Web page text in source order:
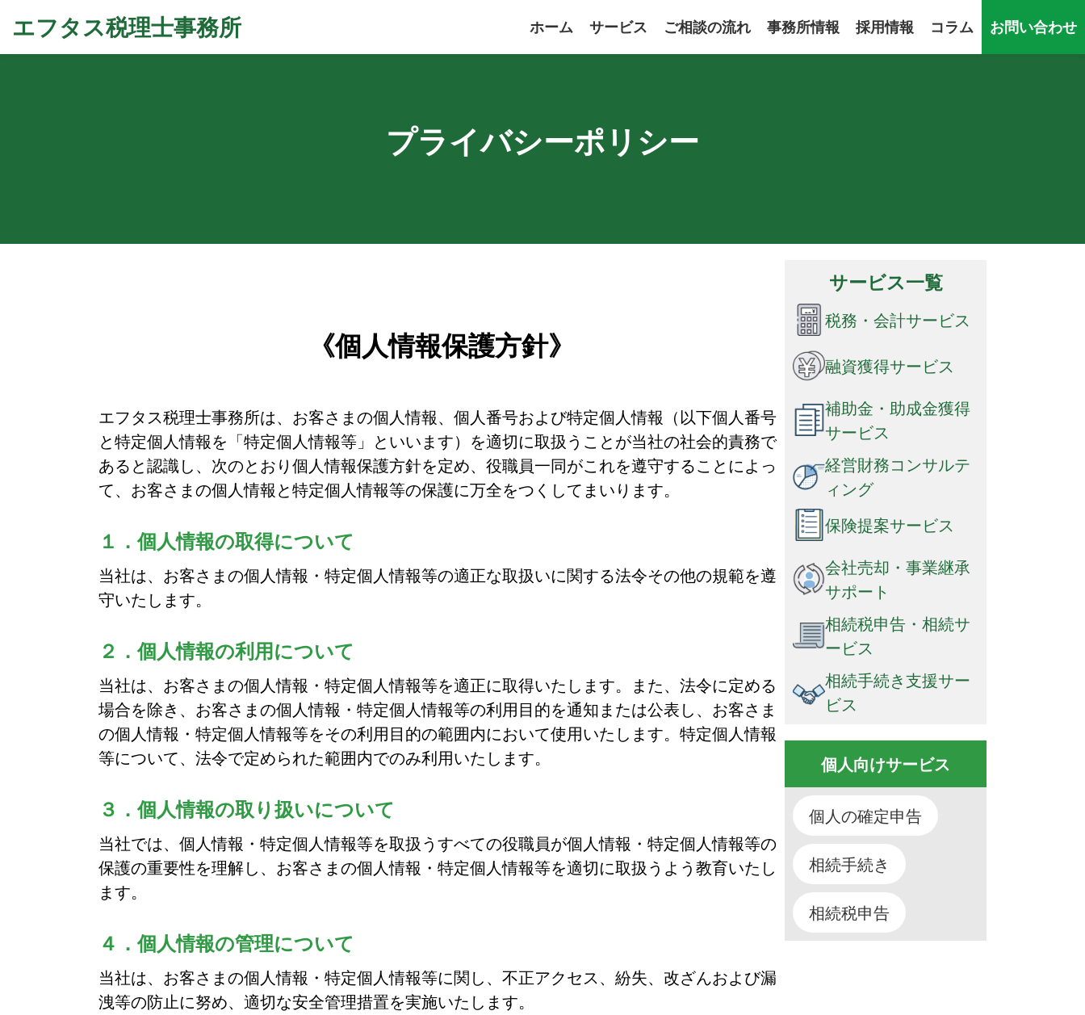
エフタス税理士事務所 ホーム サービス ご相談の流れ 事務所情報 採用情報 コラム お問い合わせ
プライバシーポリシー
《個人情報保護方針》
エフタス税理士事務所は、お客さまの個人情報、個人番号および特定個人情報（以下個人番号
と特定個人情報を「特定個人情報等」といいます）を適切に取扱うことが当社の社会的責務で
あると認識し、次のとおり個人情報保護方針を定め、役職員一同がこれを遵守することによっ
て、お客さまの個人情報と特定個人情報等の保護に万全をつくしてまいります。
１．個人情報の取得について
当社は、お客さまの個人情報・特定個人情報等の適正な取扱いに関する法令その他の規範を遵
守いたします。
２．個人情報の利用について
当社は、お客さまの個人情報・特定個人情報等を適正に取得いたします。また、法令に定める
場合を除き、お客さまの個人情報・特定個人情報等の利用目的を通知または公表し、お客さま
の個人情報・特定個人情報等をその利用目的の範囲内において使用いたします。特定個人情報
等について、法令で定められた範囲内でのみ利用いたします。
３．個人情報の取り扱いについて
当社では、個人情報・特定個人情報等を取扱うすべての役職員が個人情報・特定個人情報等の
保護の重要性を理解し、お客さまの個人情報・特定個人情報等を適切に取扱うよう教育いたし
ます。
４．個人情報の管理について
当社は、お客さまの個人情報・特定個人情報等に関し、不正アクセス、紛失、改ざんおよび漏
洩等の防止に努め、適切な安全管理措置を実施いたします。
サービス一覧
税務・会計サービス
融資獲得サービス
補助金・助成金獲得
サービス
経営財務コンサルテ
ィング
保険提案サービス
会社売却・事業継承
サポート
相続税申告・相続サ
ービス
相続手続き支援サー
ビス
個人向けサービス
個人の確定申告
相続手続き
相続税申告